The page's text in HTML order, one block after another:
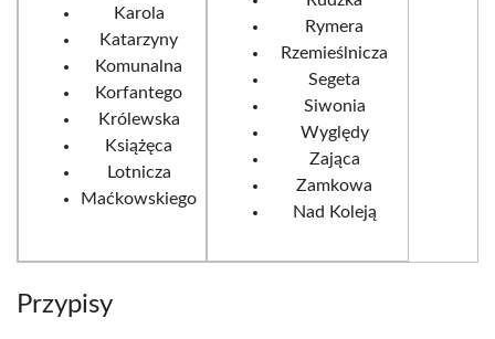
Karola
Katarzyny
Komunalna
Korfantego
Królewska
Książęca
Lotnicza
Maćkowskiego
Rymera
Rzemieślnicza
Segeta
Siwonia
Wyględy
Zająca
Zamkowa
Nad Koleją
Przypisy